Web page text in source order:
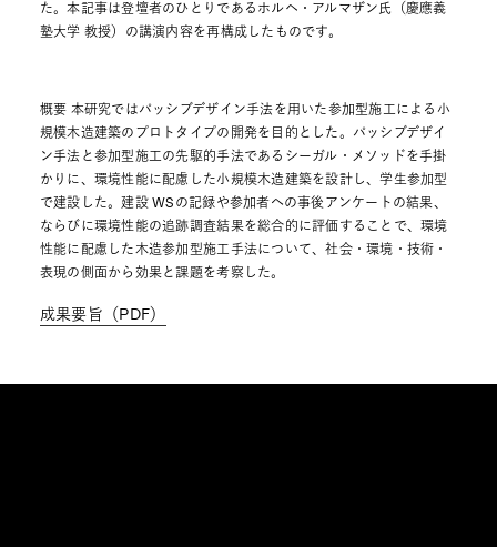
た。本記事は登壇者のひとりであるホルヘ・アルマザン氏（慶應義
塾大学 教授）の講演内容を再構成したものです。
概要 本研究ではパッシブデザイン手法を用いた参加型施工による小
規模木造建築のプロトタイプの開発を目的とした。パッシブデザイ
ン手法と参加型施工の先駆的手法であるシーガル・メソッドを手掛
かりに、環境性能に配慮した小規模木造建築を設計し、学生参加型
で建設した。建設 WSの記録や参加者への事後アンケートの結果、
ならびに環境性能の追跡調査結果を総合的に評価することで、環境
性能に配慮した木造参加型施工手法について、社会・環境・技術・
表現の側面から効果と課題を考察した。
成果要旨（PDF）